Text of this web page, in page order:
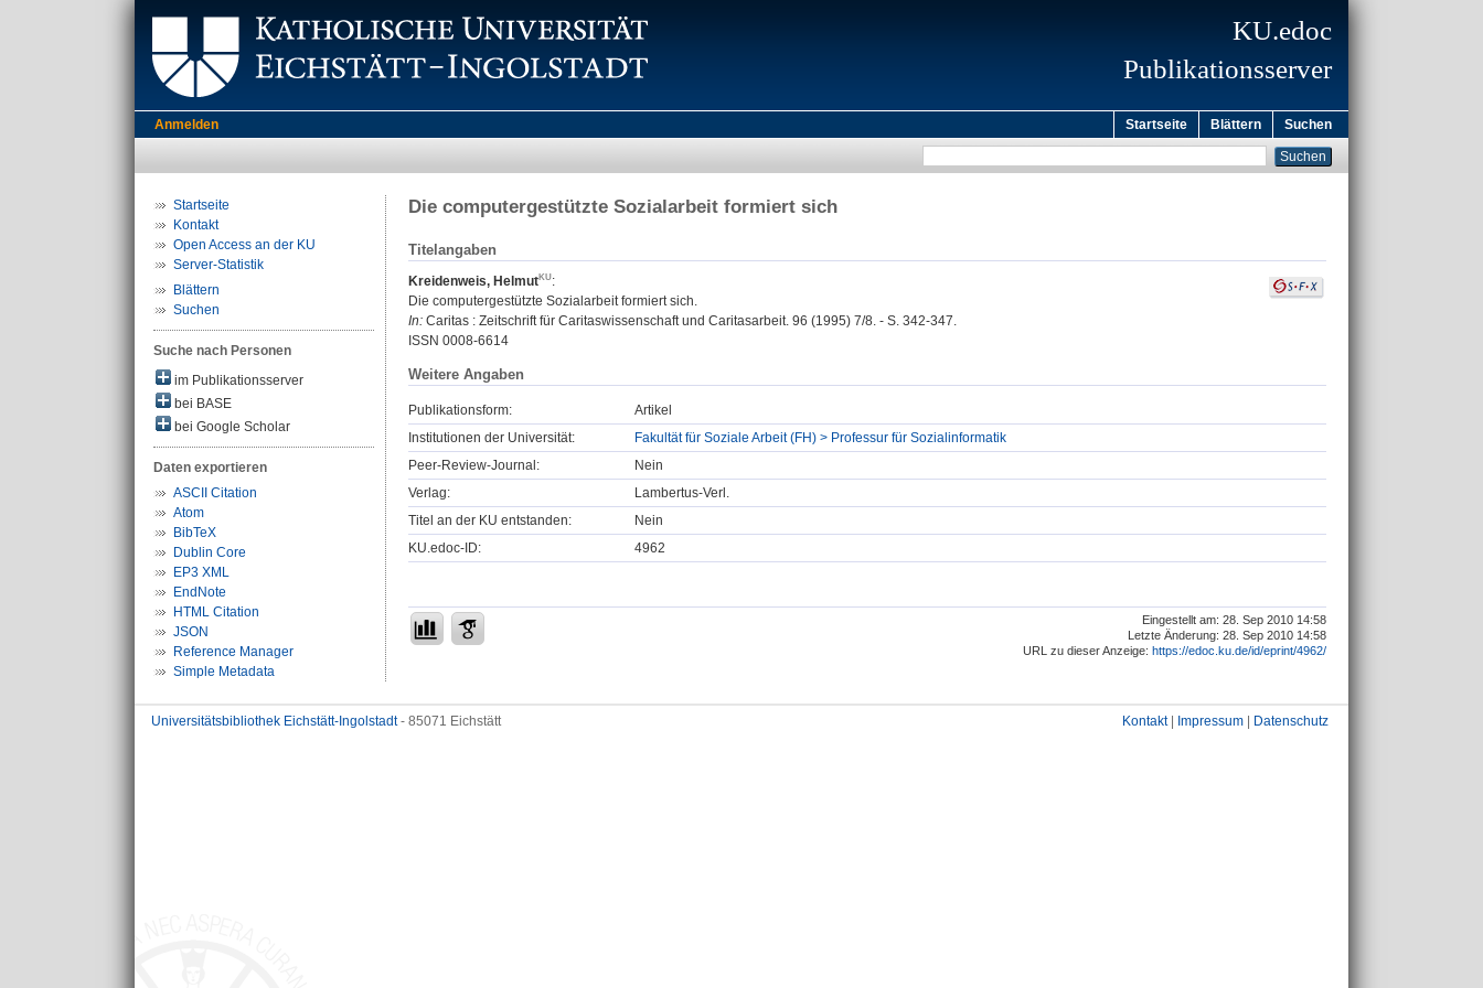
KU.edoc
Publikationsserver
Anmelden Startseite Blättern Suchen
Startseite
Kontakt
Open Access an der KU
Server-Statistik
Blättern
Suchen
Suche nach Personen
im Publikationsserver
bei BASE
bei Google Scholar
Daten exportieren
ASCII Citation
Atom
BibTeX
Dublin Core
EP3 XML
EndNote
HTML Citation
JSON
Reference Manager
Simple Metadata
Die computergestützte Sozialarbeit formiert sich
Titelangaben
Kreidenweis, Helmut
:
Die computergestützte Sozialarbeit formiert sich.
In: Caritas : Zeitschrift für Caritaswissenschaft und Caritasarbeit. 96 (1995) 7/8. - S. 342-347.
ISSN 0008-6614
Weitere Angaben
Publikationsform:
Artikel
Institutionen der Universität:
Fakultät für Soziale Arbeit (FH) > Professur für Sozialinformatik
Peer-Review-Journal:
Nein
Verlag:
Lambertus-Verl.
Titel an der KU entstanden:
Nein
KU.edoc-ID:
4962
Eingestellt am: 28. Sep 2010 14:58
Letzte Änderung: 28. Sep 2010 14:58
URL zu dieser Anzeige: https://edoc.ku.de/id/eprint/4962/
Universitätsbibliothek Eichstätt-Ingolstadt- 85071 Eichstätt Kontakt| Impressum Datenschutz